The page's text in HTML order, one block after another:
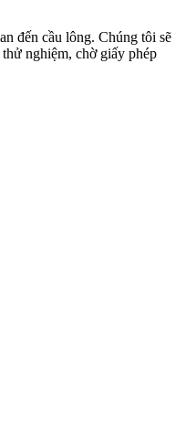
đến cầu lông. Chúng tôi sẽ
nghiệm, chờ giấy phép